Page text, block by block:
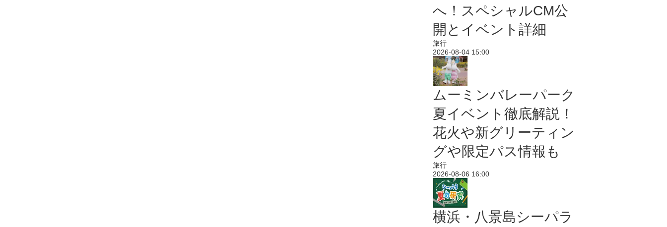
へ！スペシャルCM公
開とイベント詳細
旅行
2026-08-04 15:00
ムーミンバレーパーク
夏イベント徹底解説！
花火や新グリーティン
グや限定パス情報も
旅行
2026-08-06 16:00
横浜・八景島シーパラ